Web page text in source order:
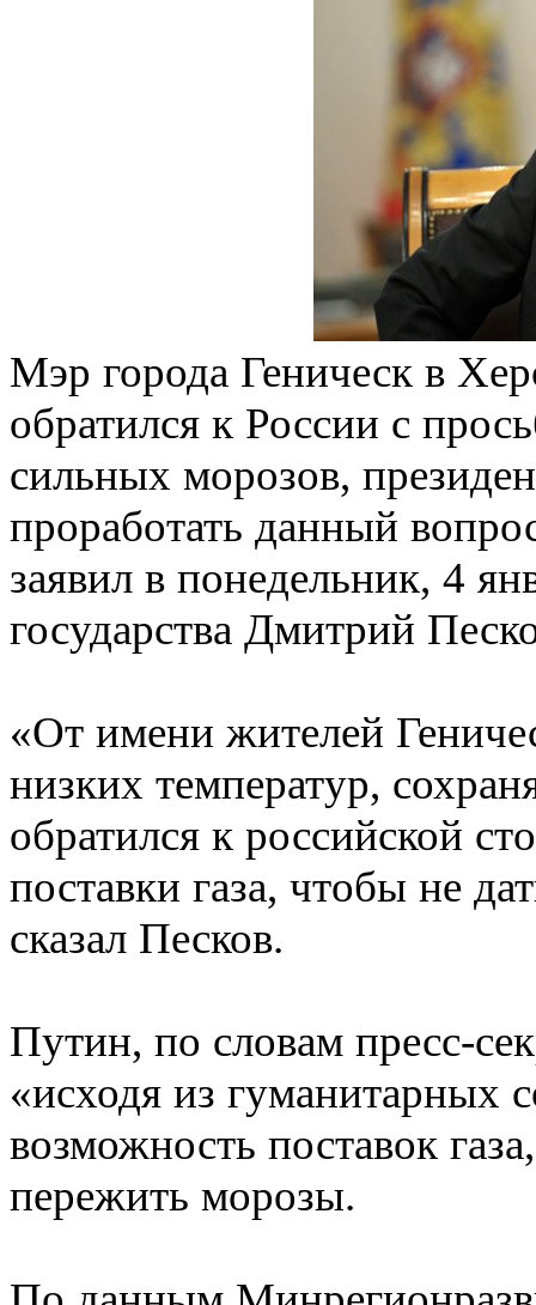
Мэр города Геническ в
обратился к России с
сильных морозов,
проработать данный
заявил в понедельник, 4
государства Дмитрий
«От имени жителей
низких температур,
обратился к российской
поставки газа, чтобы не
сказал Песков.
Путин, по словам пресс-
«исходя из гуманитарных
возможность поставок
пережить морозы.